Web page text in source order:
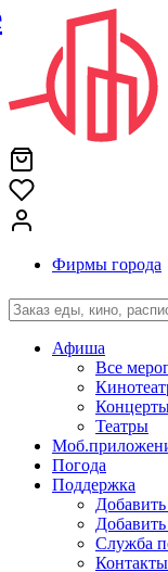
Фирмы города
Афиша
Все
Театры
Погода
Поддержка
Служба